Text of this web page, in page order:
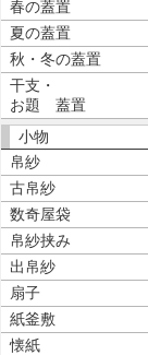
春の蓋置
夏の蓋置
秋・冬の蓋置
干支・
お題 蓋置
小物
帛紗
古帛紗
数奇屋袋
帛紗挟み
出帛紗
扇子
紙釜敷
懐紙